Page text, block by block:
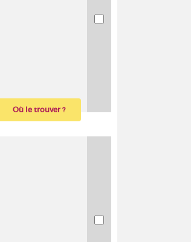
Où le trouver ?